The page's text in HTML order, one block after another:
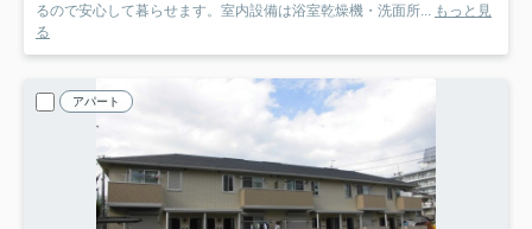
るので安心して暮らせます。室内設備は浴室乾燥機・洗面所... もっと見
る
アパート